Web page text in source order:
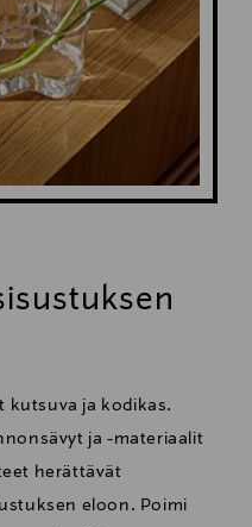
kutsuva ja kodikas.
ja -materiaalit
herättävät
eloon. Poimi